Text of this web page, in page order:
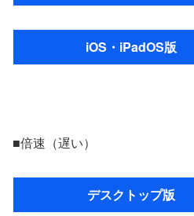
iOS・iPadOS版
■倍速（遅い）
デスクトップ版